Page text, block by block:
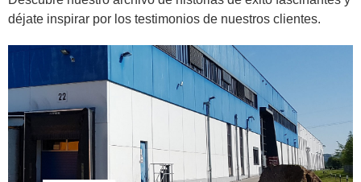
déjate inspirar por los testimonios de nuestros clientes.